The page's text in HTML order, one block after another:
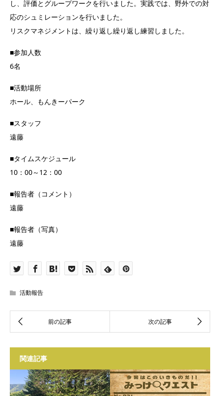
し、評価とグループワークを行いました。実践では、野外での対
応のシュミレーションを行いました。
リスクマネジメントは、繰り返し繰り返し練習しました。
■参加人数
6名
■活動場所
ホール、もんきーパーク
■スタッフ
遠藤
■タイムスケジュール
10：00～12：00
■報告者（コメント）
遠藤
■報告者（写真）
遠藤
活動報告
関連記事